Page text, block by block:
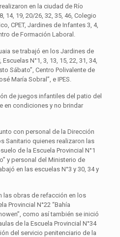
en la ciudad de Río
14, 19, 20/26, 32, 35, 46, Colegio
CPET, Jardines de Infantes 3, 4,
de Formación Laboral.
se trabajó en los Jardines de
N°1, 3, 13, 15, 22, 31, 34,
Sábato”, Centro Polivalente de
María Sobral”, e IPES.
de juegos infantiles del patio del
en condiciones y no brindar
con personal de la Dirección
Sanitario quienes realizaron las
de la Escuela Provincial N°1
y personal del Ministerio de
en las escuelas N°3 y 30, 34 y
las obras de refacción en los
Provincial N°22 “Bahía
como así también se inició
de la Escuela Provincial N°34
del servicio penitenciario de la